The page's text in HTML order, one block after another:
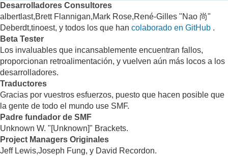
Desarrolladores Consultores
albertlast,Brett Flannigan,Mark Rose,René-Gilles "Nao 尚"
Deberdt,tinoest, y todos los que han colaborado en GitHub .
Beta Tester
Los invaluables que incansablemente encuentran fallos,
proporcionan retroalimentación, y vuelven aún más locos a los
desarrolladores.
Traductores
Gracias por vuestros esfuerzos, puesto que hacen posible que
la gente de todo el mundo use SMF.
Padre fundador de SMF
Unknown W. "[Unknown]" Brackets.
Project Managers Originales
Jeff Lewis,Joseph Fung, y David Recordon.